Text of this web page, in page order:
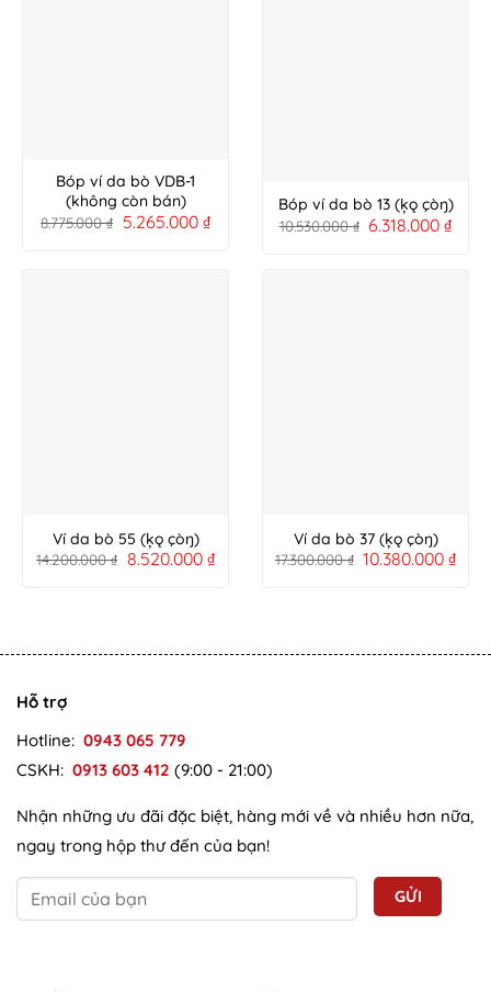
Bóp ví da bò VDB-1
(không còn bán)
8.775.000₫ 5.265.000 ₫
Bóp ví da bò 13 (ķǫ çòŋ)
10.530.000₫ 6.318.000₫
Ví da bò 55 (ķǫ çòŋ)
14.200.000₫ 8.520.000 ₫
Ví da bò 37 (ķǫ çòŋ)
17.300.000₫ 10.380.000₫
Hỗ trợ
Hotline: 0943 065 779
CSKH: 0913 603 412 (9:00 - 21:00)
Nhận những ưu đãi đặc biệt, hàng mới về và nhiều hơn nữa,
ngay trong hộp thư đến của bạn!